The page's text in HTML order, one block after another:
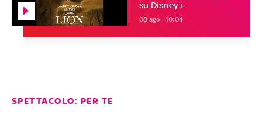
su Disney+
08 ago - 10:04
SPETTACOLO: PER TE